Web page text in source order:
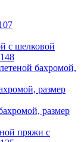
с шелковой
бахромой,
размер
размер
пряжи с